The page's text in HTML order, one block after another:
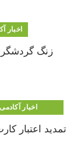
اخبار
زنگ
اخبار آکادمی
تمدید اعتبار